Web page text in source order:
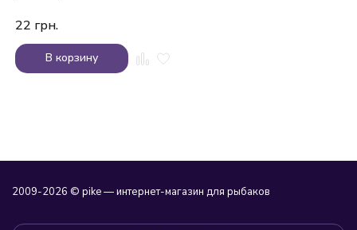
22 грн.
В корзину
2009-2026 © pike — интернет-магазин для рыбаков